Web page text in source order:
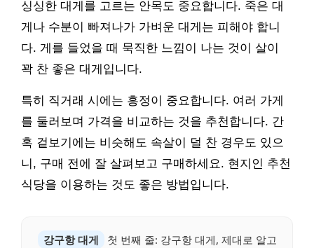
싱싱한 대게를 고르는 안목도 중요합니다. 죽은 대
게나 수분이 빠져나가 가벼운 대게는 피해야 합니
다. 게를 들었을 때 묵직한 느낌이 나는 것이 살이
꽉 찬 좋은 대게입니다.
특히 직거래 시에는 흥정이 중요합니다. 여러 가게
를 둘러보며 가격을 비교하는 것을 추천합니다. 간
혹 겉보기에는 비슷해도 속살이 덜 찬 경우도 있으
니, 구매 전에 잘 살펴보고 구매하세요. 현지인 추천
식당을 이용하는 것도 좋은 방법입니다.
강구항 대게
첫 번째 줄: 강구항 대게, 제대로 알고